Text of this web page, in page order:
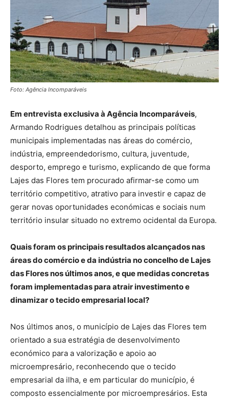
Foto: Agência Incomparáveis
Em entrevista exclusiva à Agência Incomparáveis,
Armando Rodrigues detalhou as principais políticas
municipais implementadas nas áreas do comércio,
indústria, empreendedorismo, cultura, juventude,
desporto, emprego e turismo, explicando de que forma
Lajes das Flores tem procurado afirmar-se como um
território competitivo, atrativo para investir e capaz de
gerar novas oportunidades económicas e sociais num
território insular situado no extremo ocidental da Europa.
Quais foram os principais resultados alcançados nas
áreas do comércio e da indústria no concelho de Lajes
das Flores nos últimos anos, e que medidas concretas
foram implementadas para atrair investimento e
dinamizar o tecido empresarial local?
Nos últimos anos, o município de Lajes das Flores tem
orientado a sua estratégia de desenvolvimento
económico para a valorização e apoio ao
microempresário, reconhecendo que o tecido
empresarial da ilha, e em particular do município, é
composto essencialmente por microempresários. Esta